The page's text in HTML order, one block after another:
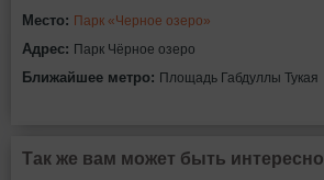
Место: Парк «Черное озеро»
Адрес: Парк Чёрное озеро
Ближайшее метро: Площадь Габдуллы Тукая
Так же вам может быть интересно